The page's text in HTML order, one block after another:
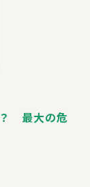
最大の危